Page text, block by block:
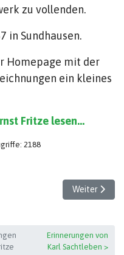
zu vollenden.
in Sundhausen.
Homepage mit der
ein kleines
Fritze lesen...
2188
Nächster
Weiter
Erinnerungen von
Karl Sachtleben >